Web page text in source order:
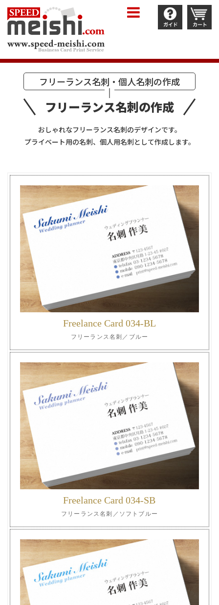
フリーランス名刺・個人名刺の作成
フリーランス名刺の作成
おしゃれなフリーランス名刺のデザインです。
プライベート用の名刺、個人用名刺として作成します。
Freelance Card 034-BL
フリーランス名刺／ブルー
Freelance Card 034-SB
フリーランス名刺／ソフトブルー